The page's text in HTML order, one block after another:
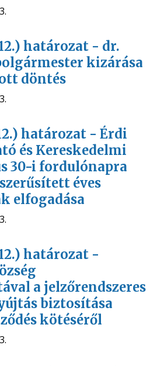
határozat - dr.
kizárása
döntés
határozat - Érdi
és Kereskedelmi
30-i fordulónapra
éves
elfogadása
határozat -
a jelzőrendszeres
biztosítása
kötéséről